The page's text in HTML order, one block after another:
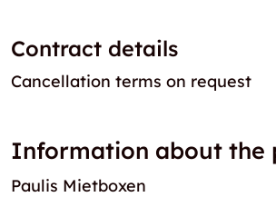
Contract details
Cancellation terms on request
Information about the
Paulis Mietboxen